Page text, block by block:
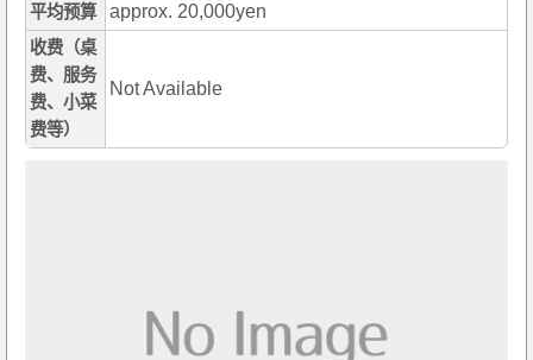
平均预算 approx. 20,000yen
收费（桌
费、服务
费、小菜
费等）
Not Available